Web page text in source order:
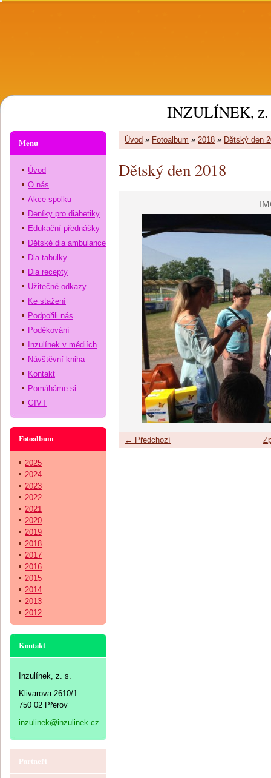
INZULÍNEK, z.
Úvod » Fotoalbum » 2018 » Dětský den
Dětský den 2018
← Předchozí
Menu
Úvod
O nás
Akce spolku
Deníky pro diabetiky
Edukační přednášky
Dětské dia ambulance
Dia tabulky
Dia recepty
Užitečné odkazy
Ke stažení
Podpořili nás
Poděkování
Inzulínek v médiích
Návštěvní kniha
Kontakt
Pomáháme si
GIVT
Fotoalbum
2025
2024
2023
2022
2021
2020
2019
2018
2017
2016
2015
2014
2013
2012
Kontakt
Inzulínek, z. s.
Klivarova 2610/1
750 02 Přerov
inzulinek@inzulinek.cz
Partneři